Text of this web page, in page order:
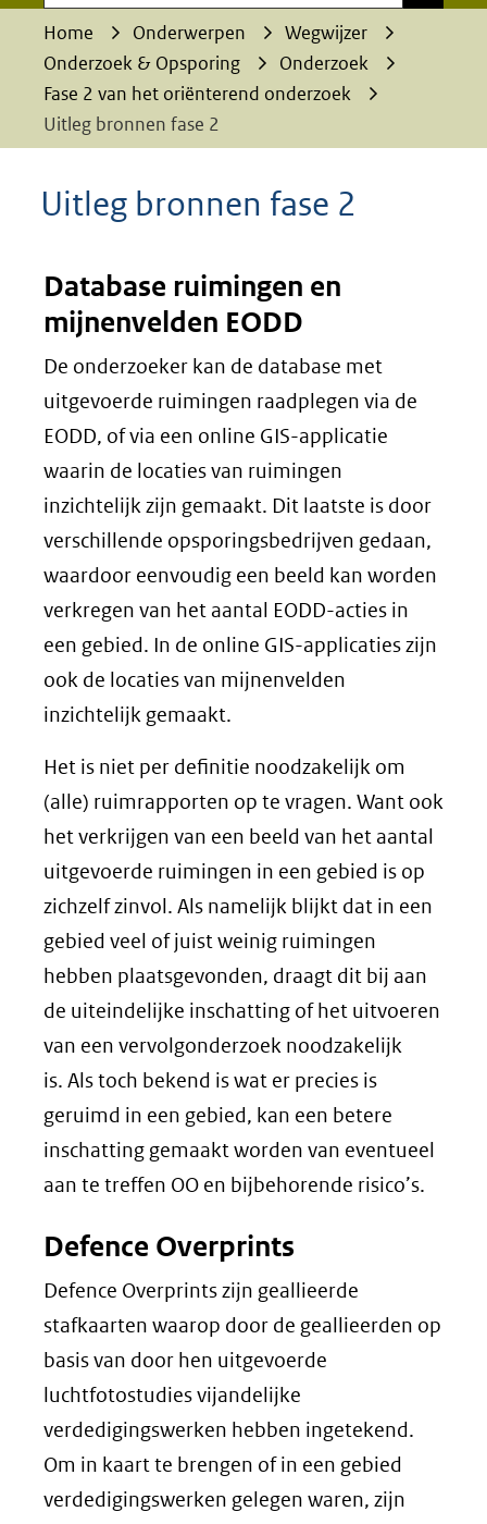
Home Onderwerpen
Wegwijzer
Onderzoek & Opsporing
Onderzoek
Fase 2 van het oriënterend onderzoek
Uitleg bronnen fase 2
Uitleg bronnen fase 2
Database ruimingen en
mijnenvelden EODD
De onderzoeker kan de database met
uitgevoerde ruimingen raadplegen via de
EODD, of via een online GIS-applicatie
waarin de locaties van ruimingen
inzichtelijk zijn gemaakt. Dit laatste is door
verschillende opsporingsbedrijven gedaan,
waardoor eenvoudig een beeld kan worden
verkregen van het aantal EODD-acties in
een gebied. In de online GIS-applicaties zijn
ook de locaties van mijnenvelden
inzichtelijk gemaakt.
Het is niet per definitie noodzakelijk om
(alle) ruimrapporten op te vragen. Want ook
het verkrijgen van een beeld van het aantal
uitgevoerde ruimingen in een gebied is op
zichzelf zinvol. Als namelijk blijkt dat in een
gebied veel of juist weinig ruimingen
hebben plaatsgevonden, draagt dit bij aan
de uiteindelijke inschatting of het uitvoeren
van een vervolgonderzoek noodzakelijk
is. Als toch bekend is wat er precies is
geruimd in een gebied, kan een betere
inschatting gemaakt worden van eventueel
aan te treffen OO en bijbehorende risico’s.
Defence Overprints
Defence Overprints zijn geallieerde
stafkaarten waarop door de geallieerden op
basis van door hen uitgevoerde
luchtfotostudies vijandelijke
verdedigingswerken hebben ingetekend.
Om in kaart te brengen of in een gebied
verdedigingswerken gelegen waren, zijn